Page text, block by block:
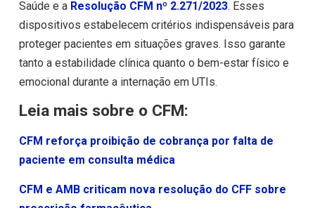
Saúde e a Resolução CFM nº 2.271/2023. Esses
dispositivos estabelecem critérios indispensáveis para
proteger pacientes em situações graves. Isso garante
tanto a estabilidade clínica quanto o bem-estar físico e
emocional durante a internação em UTIs.
Leia mais sobre o CFM:
CFM reforça proibição de cobrança por falta de
paciente em consulta médica
CFM e AMB criticam nova resolução do CFF sobre